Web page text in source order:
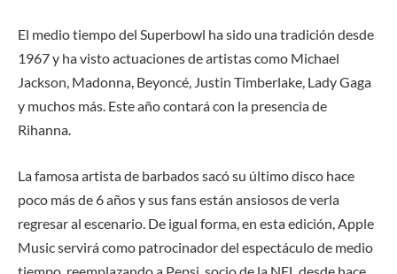
El medio tiempo del Superbowl ha sido una tradición desde
1967 y ha visto actuaciones de artistas como Michael
Jackson, Madonna, Beyoncé, Justin Timberlake, Lady Gaga
y muchos más. Este año contará con la presencia de
Rihanna.
La famosa artista de barbados sacó su último disco hace
poco más de 6 años y sus fans están ansiosos de verla
regresar al escenario. De igual forma, en esta edición, Apple
Music servirá como patrocinador del espectáculo de medio